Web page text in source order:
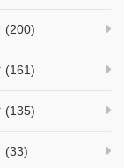
(200)
(161)
(135)
(33)